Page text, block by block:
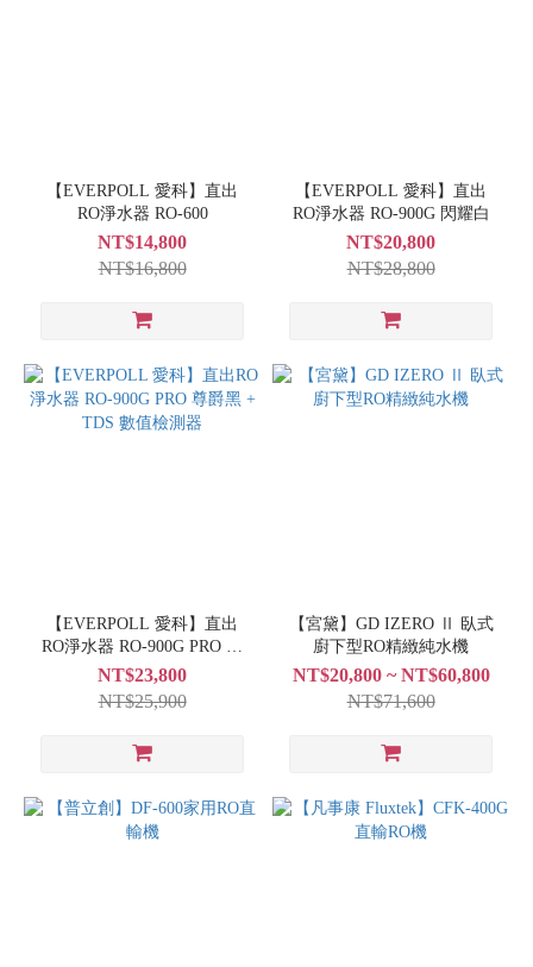
【EVERPOLL 愛科】直出
RO淨水器 RO-600
NT$14,800
NT$16,800
【EVERPOLL 愛科】直出
RO淨水器 RO-900G 閃耀白
NT$20,800
NT$28,800
【EVERPOLL 愛科】直出
RO淨水器 RO-900G PRO 尊
爵黑 + TDS 數值檢測器
NT$23,800
NT$25,900
【宮黛】GD IZERO Ⅱ 臥式
廚下型RO精緻純水機
NT$20,800 ~ NT$60,800
NT$71,600